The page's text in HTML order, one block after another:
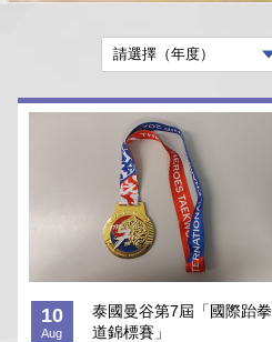
10
Aug
泰國曼谷第7屆「國際跆拳
道錦標賽」